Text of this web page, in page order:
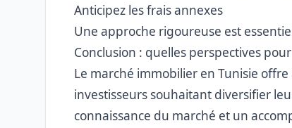
Anticipez les frais annexes
Une approche rigoureuse est
Conclusion : quelles perspectives
Le marché immobilier en Tunisie
investisseurs souhaitant diversifier
connaissance du marché et un